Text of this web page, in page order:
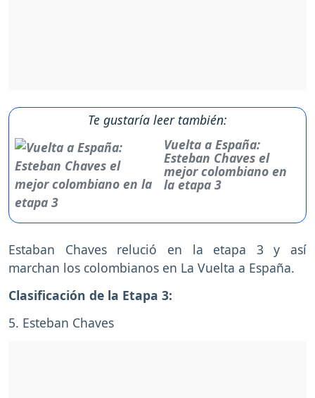
Te gustaría leer también:
Vuelta a España:
Esteban Chaves el
mejor colombiano en
la etapa 3
Estaban Chaves relució en la etapa 3 y así
marchan los colombianos en La Vuelta a España.
Clasificación de la Etapa 3:
5. Esteban Chaves